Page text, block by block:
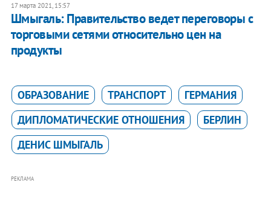
17 марта 2021, 15:57
Шмыгаль: Правительство ведет переговоры с
торговыми сетями относительно цен на
продукты
ОБРАЗОВАНИЕ ТРАНСПОРТ
ГЕРМАНИЯ
ДИПЛОМАТИЧЕСКИЕ ОТНОШЕНИЯ
БЕРЛИН
ДЕНИС ШМЫГАЛЬ
РЕКЛАМА